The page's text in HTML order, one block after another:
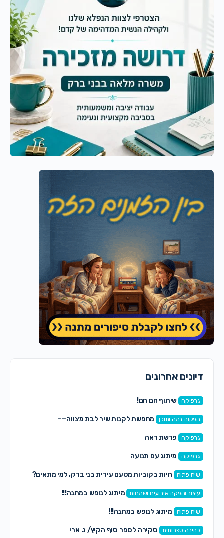
דיונים אחרונים
גרפיקה שיתוף חם חם!
הפקות במה ותוכן מחפשת לקנות שיר לבת מצווה—–
גרפיקה פרשת ראה
גרפיקה מיתוג עם תנועה
שיח פתוח חיות בקוביות מטעם עירית בני ברק, למי מתאים?
עיצוב והפקת אירועים ושמחות מיתוג לנופש במתנה!!!
שיח פתוח מיתוג לנופש במתנה!!!
כתיבה ספרותית סקירה לספר סוף הקיץ/ נ. ארי